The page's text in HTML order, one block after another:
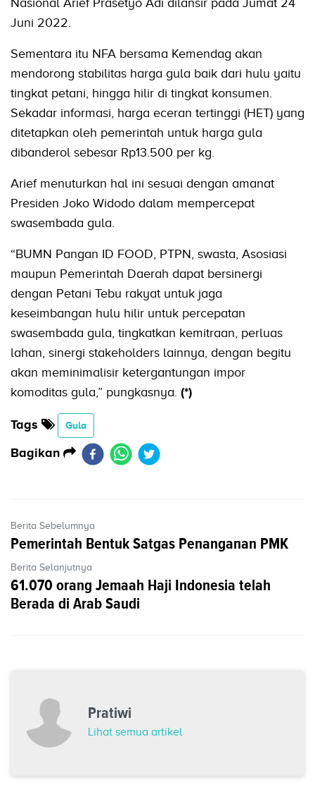
Nasional Arief Prasetyo Adi dilansir pada Jumat 24
Juni 2022.
Sementara itu NFA bersama Kemendag akan
mendorong stabilitas harga gula baik dari hulu yaitu
tingkat petani, hingga hilir di tingkat konsumen.
Sekadar informasi, harga eceran tertinggi (HET) yang
ditetapkan oleh pemerintah untuk harga gula
dibanderol sebesar Rp13.500 per kg.
Arief menuturkan hal ini sesuai dengan amanat
Presiden Joko Widodo dalam mempercepat
swasembada gula.
“BUMN Pangan ID FOOD, PTPN, swasta, Asosiasi
maupun Pemerintah Daerah dapat bersinergi
dengan Petani Tebu rakyat untuk jaga
keseimbangan hulu hilir untuk percepatan
swasembada gula, tingkatkan kemitraan, perluas
lahan, sinergi stakeholders lainnya, dengan begitu
akan meminimalisir ketergantungan impor
komoditas gula,” pungkasnya. (*)
Tags Gula
Bagikan
Berita Sebelumnya
Pemerintah Bentuk Satgas Penanganan PMK
Berita Selanjutnya
61.070 orang Jemaah Haji Indonesia telah
Berada di Arab Saudi
Pratiwi
Lihat semua artikel